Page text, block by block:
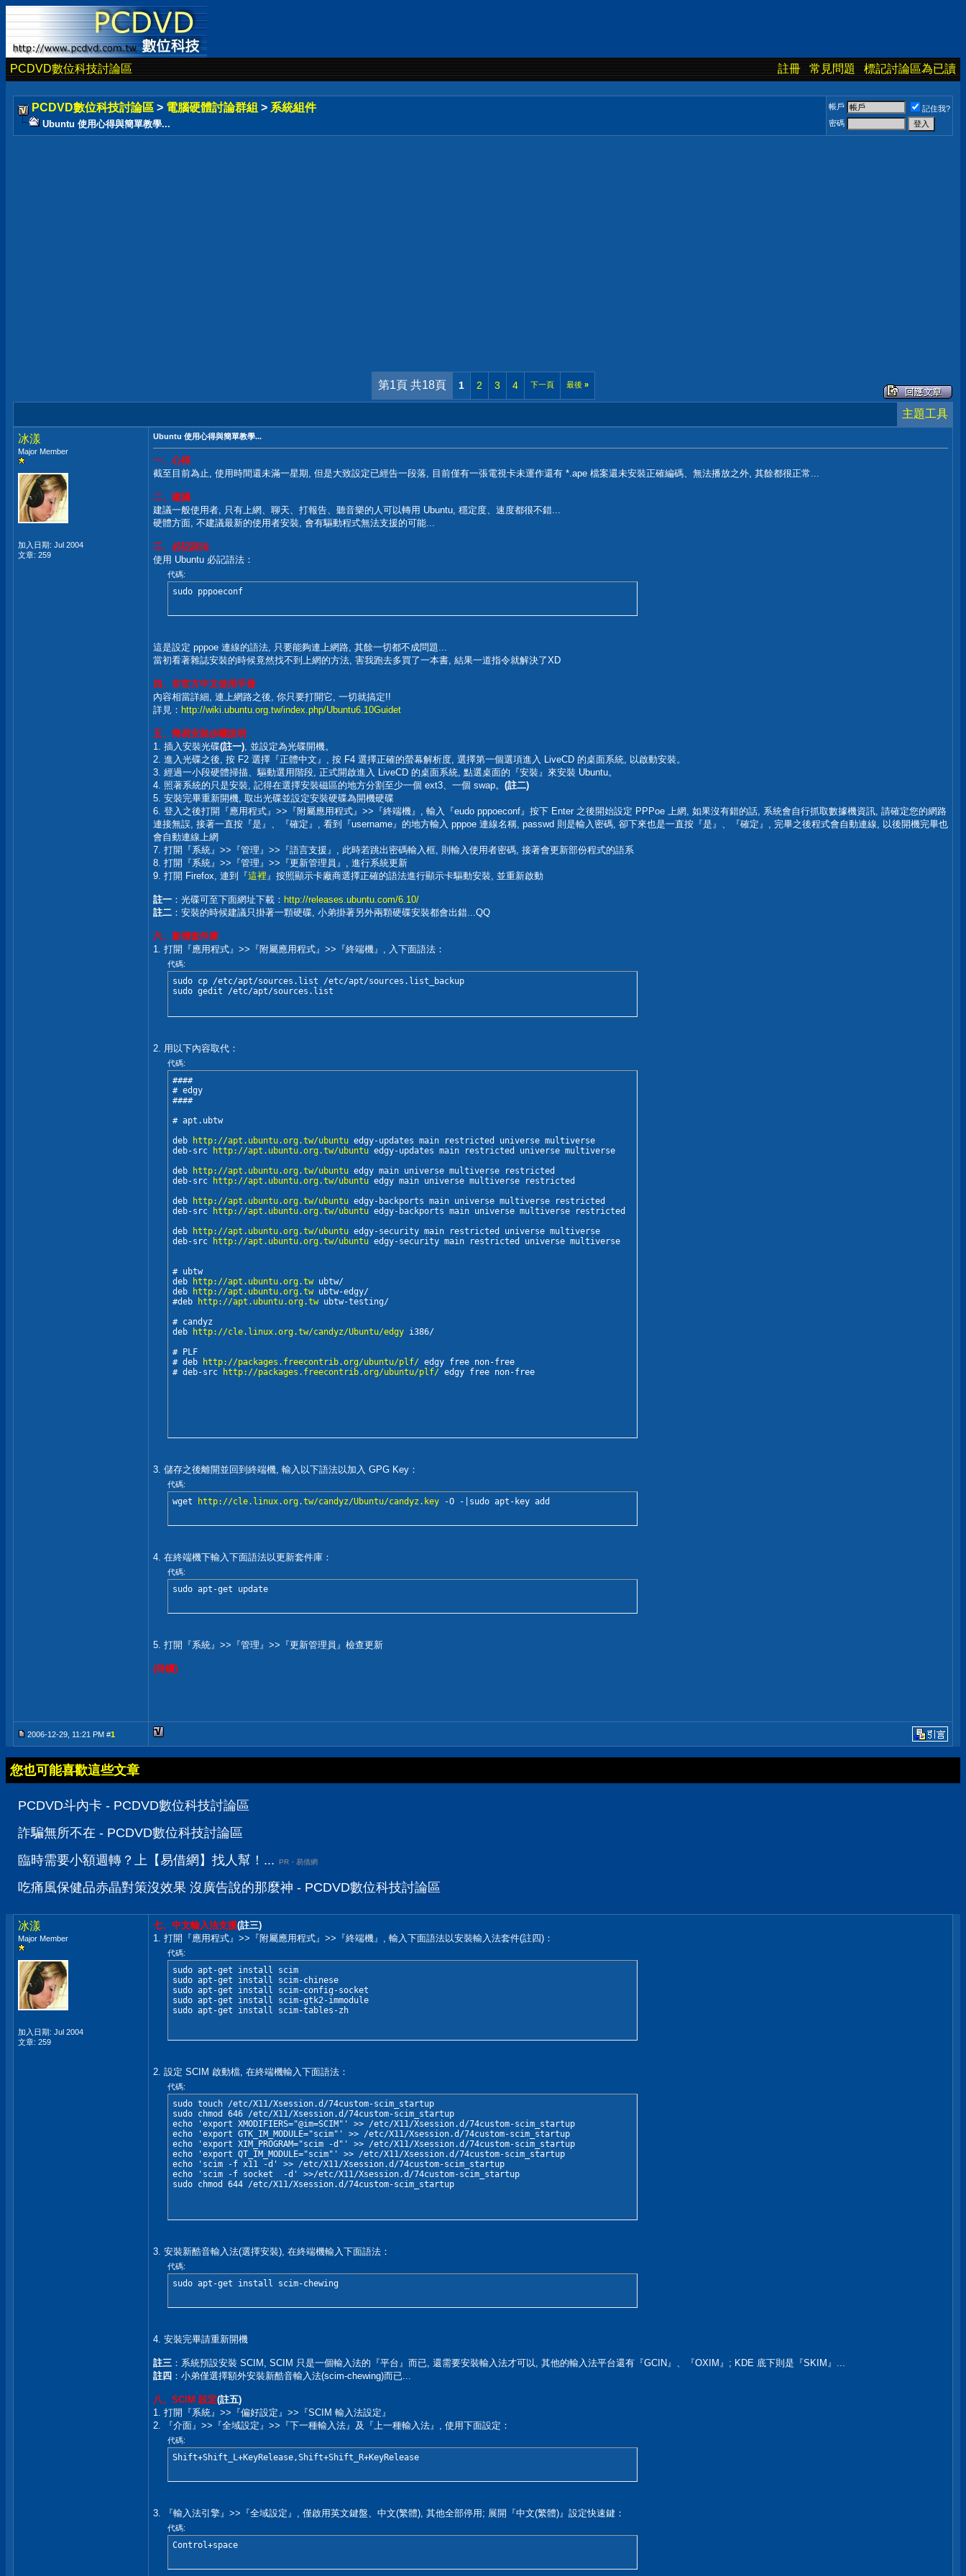
PCDVD數位科技討論區 註冊 常見問題 標記討論區為已讀
PCDVD數位科技討論區 > 電腦硬體討論群組 > 系統組件
Ubuntu 使用心得與簡單教學...
帳戶
記住我?
密碼
第1頁 共18頁 1 2 3 4 下一頁 最後 »
主題工具
冰漾
Major Member
加入日期: Jul 2004
文章: 259
Ubuntu 使用心得與簡單教學...
一、心得
截至目前為止, 使用時間還未滿一星期, 但是大致設定已經告一段落, 目前僅有一張電視卡未運作還有 *.ape 檔案還未安裝正確編碼、無法播放之外, 其餘都很正常...
二、建議
建議一般使用者, 只有上網、聊天、打報告、聽音樂的人可以轉用 Ubuntu, 穩定度、速度都很不錯...
硬體方面, 不建議最新的使用者安裝, 會有驅動程式無法支援的可能...
三、必記語法
使用 Ubuntu 必記語法：
代碼:
sudo pppoeconf
這是設定 pppoe 連線的語法, 只要能夠連上網路, 其餘一切都不成問題...
當初看著雜誌安裝的時候竟然找不到上網的方法, 害我跑去多買了一本書, 結果一道指令就解決了XD
四、非官方中文使用手冊
內容相當詳細, 連上網路之後, 你只要打開它, 一切就搞定!!
詳見： http://wiki.ubuntu.org.tw/index.php/Ubuntu6.10Guidet
五、簡易安裝步驟說明
1. 插入安裝光碟(註一), 並設定為光碟開機。
2. 進入光碟之後, 按 F2 選擇『正體中文』, 按 F4 選擇正確的螢幕解析度, 選擇第一個選項進入 LiveCD 的桌面系統, 以啟動安裝。
3. 經過一小段硬體掃描、驅動選用階段, 正式開啟進入 LiveCD 的桌面系統, 點選桌面的『安裝』來安裝 Ubuntu。
4. 照著系統的只是安裝, 記得在選擇安裝磁區的地方分割至少一個 ext3、一個 swap。 (註二)
5. 安裝完畢重新開機, 取出光碟並設定安裝硬碟為開機硬碟
6. 登入之後打開『應用程式』>>『附屬應用程式』>>『終端機』, 輸入『eudo pppoeconf』按下 Enter 之後開始設定 PPPoe 上網, 如果沒有錯的話, 系統會自行抓取數據機資訊, 請確定您的網路
連接無誤, 接著一直按『是』、『確定』, 看到『username』的地方輸入 pppoe 連線名稱, passwd 則是輸入密碼, 卻下來也是一直按『是』、『確定』, 完畢之後程式會自動連線, 以後開機完畢也
會自動連線上網
7. 打開『系統』>>『管理』>>『語言支援』, 此時若跳出密碼輸入框, 則輸入使用者密碼, 接著會更新部份程式的語系
8. 打開『系統』>>『管理』>>『更新管理員』, 進行系統更新
9. 打開 Firefox, 連到『這裡』按照顯示卡廠商選擇正確的語法進行顯示卡驅動安裝, 並重新啟動
註一 ：光碟可至下面網址下載： http://releases.ubuntu.com/6.10/
註二 ：安裝的時候建議只掛著一顆硬碟, 小弟掛著另外兩顆硬碟安裝都會出錯...QQ
六、新增套件庫
1. 打開『應用程式』>>『附屬應用程式』>>『終端機』, 入下面語法：
代碼:
sudo cp /etc/apt/sources.list /etc/apt/sources.list_backup
sudo gedit /etc/apt/sources.list
2. 用以下內容取代：
代碼:
####
# edgy
####
# apt.ubtw
deb
http://apt.ubuntu.org.tw/ubuntu edgy-updates main restricted universe multiverse
deb-src
http://apt.ubuntu.org.tw/ubuntu edgy-updates main restricted universe multiverse
deb
http://apt.ubuntu.org.tw/ubuntu edgy main universe multiverse restricted
deb-src
http://apt.ubuntu.org.tw/ubuntu edgy main universe multiverse restricted
deb
http://apt.ubuntu.org.tw/ubuntu edgy-backports main universe multiverse restricted
deb-src
http://apt.ubuntu.org.tw/ubuntu edgy-backports main universe multiverse restricted
deb
http://apt.ubuntu.org.tw/ubuntu edgy-security main restricted universe multiverse
deb-src
http://apt.ubuntu.org.tw/ubuntu edgy-security main restricted universe multiverse
# ubtw
deb
http://apt.ubuntu.org.tw ubtw/
deb
http://apt.ubuntu.org.tw ubtw-edgy/
#deb
http://apt.ubuntu.org.tw ubtw-testing/
# candyz
deb
http://cle.linux.org.tw/candyz/Ubuntu/edgy i386/
# PLF
# deb
http://packages.freecontrib.org/ubuntu/plf/ edgy free non-free
# deb-src
http://packages.freecontrib.org/ubuntu/plf/ edgy free non-free
3. 儲存之後離開並回到終端機, 輸入以下語法以加入 GPG Key：
代碼:
wget http://cle.linux.org.tw/candyz/Ubuntu/candyz.key -O -|sudo apt-key add
4. 在終端機下輸入下面語法以更新套件庫：
代碼:
sudo apt-get update
5. 打開『系統』>>『管理』>>『更新管理員』檢查更新
(待續)
2006-12-29, 11:21 PM #1
您也可能喜歡這些文章
PCDVD斗內卡 - PCDVD數位科技討論區
詐騙無所不在 - PCDVD數位科技討論區
臨時需要小額週轉？上【易借網】找人幫！...
PR・易借網
吃痛風保健品赤晶對策沒效果 沒廣告說的那麼神 - PCDVD數位科技討論區
冰漾
Major Member
加入日期: Jul 2004
文章: 259
七、中文輸入法支援(註三)
1. 打開『應用程式』>>『附屬應用程式』>>『終端機』, 輸入下面語法以安裝輸入法套件(註四)：
代碼:
sudo apt-get install scim
sudo apt-get install scim-chinese
sudo apt-get install scim-config-socket
sudo apt-get install scim-gtk2-immodule
sudo apt-get install scim-tables-zh
2. 設定 SCIM 啟動檔, 在終端機輸入下面語法：
代碼:
sudo touch /etc/X11/Xsession.d/74custom-scim_startup
sudo chmod 646 /etc/X11/Xsession.d/74custom-scim_startup
echo 'export XMODIFIERS="@im=SCIM"' >> /etc/X11/Xsession.d/74custom-scim_startup
echo 'export GTK_IM_MODULE="scim"' >> /etc/X11/Xsession.d/74custom-scim_startup
echo 'export XIM_PROGRAM="scim -d"' >> /etc/X11/Xsession.d/74custom-scim_startup
echo 'export QT_IM_MODULE="scim"' >> /etc/X11/Xsession.d/74custom-scim_startup
echo 'scim -f x11 -d' >> /etc/X11/Xsession.d/74custom-scim_startup
echo 'scim -f socket  -d' >>/etc/X11/Xsession.d/74custom-scim_startup
sudo chmod 644 /etc/X11/Xsession.d/74custom-scim_startup
3. 安裝新酷音輸入法(選擇安裝), 在終端機輸入下面語法：
代碼:
sudo apt-get install scim-chewing
4. 安裝完畢請重新開機
註三 ：系統預設安裝 SCIM, SCIM 只是一個輸入法的『平台』而已, 還需要安裝輸入法才可以, 其他的輸入法平台還有『GCIN』、『OXIM』; KDE 底下則是『SKIM』...
註四 ：小弟僅選擇額外安裝新酷音輸入法(scim-chewing)而已...
八、SCIM 設定(註五)
1. 打開『系統』>>『偏好設定』>>『SCIM 輸入法設定』
2. 『介面』>>『全域設定』>>『下一種輸入法』及『上一種輸入法』, 使用下面設定：
代碼:
Shift+Shift_L+KeyRelease,Shift+Shift_R+KeyRelease
3. 『輸入法引擎』>>『全域設定』, 僅啟用英文鍵盤、中文(繁體), 其他全部停用; 展開『中文(繁體)』設定快速鍵：
代碼:
Control+space